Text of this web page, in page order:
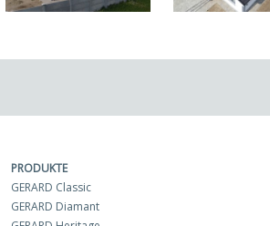
PRODUKTE
GERARD Classic
GERARD Diamant